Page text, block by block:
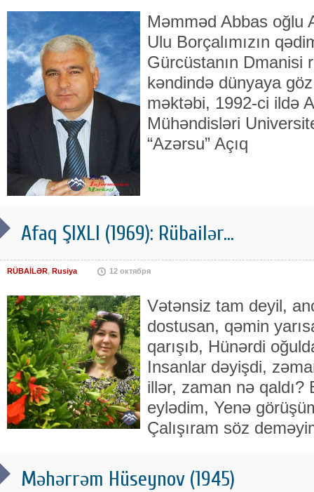
Məmməd Abbas oğlu
Ulu Borçalımızın
Gürcüstanın Dmanisi
kəndində dünyaya
mək­təbi, 1992-ci ildə
Mühəndisləri
“Azərsu” Açıq
Afaq ŞIXLI (1969): Rübailər...
RÜBAİLƏR, Rusiya 12 октября
Vətənsiz tam deyil,
dostusan, qəmin
qarışıb, Hünərdi
Insanlar dəyişdi,
illər, zaman nə qaldı?
eylədim, Yenə
Çalışıram söz
Məhərrəm Hüseynov (1945)